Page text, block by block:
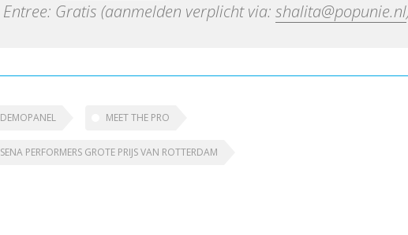
Entree: Gratis (aanmelden verplicht via: shalita@popunie.nl
DEMOPANEL MEET THE PRO
SENA PERFORMERS GROTE PRIJS VAN ROTTERDAM